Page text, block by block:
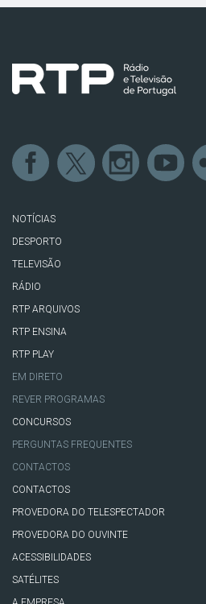
NOTÍCIAS
DESPORTO
TELEVISÃO
RÁDIO
RTP ARQUIVOS
RTP ENSINA
RTP PLAY
EM DIRETO
REVER PROGRAMAS
CONCURSOS
PERGUNTAS FREQUENTES
CONTACTOS
CONTACTOS
PROVEDORA DO TELESPECTADOR
PROVEDORA DO OUVINTE
ACESSIBILIDADES
SATÉLITES